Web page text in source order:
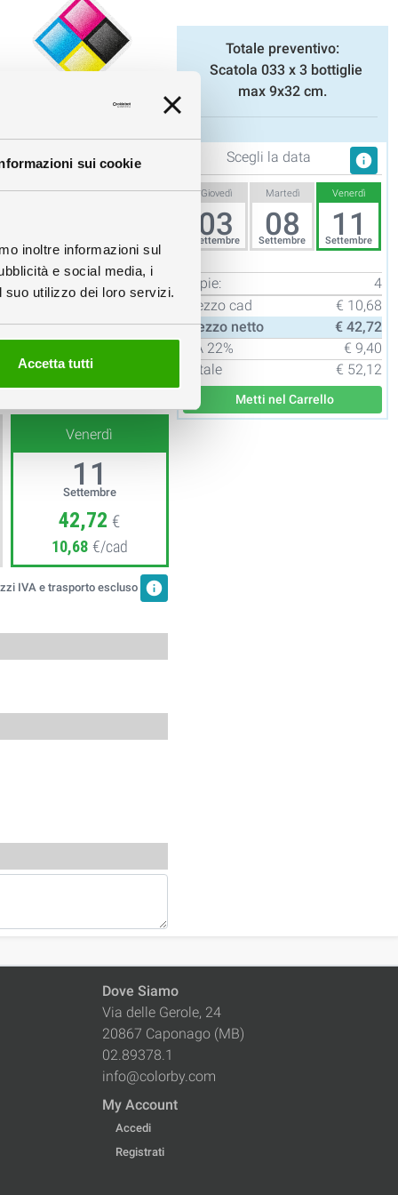
sui cookie
inoltre informazioni sul
e social media, i
suo utilizzo dei loro servizi.
Accetta tutti
Stampa Opaca
info
Venerdì
11
Settembre
42,72 €
10,68 €/cad
IVA e trasporto escluso info
Totale preventivo:
Scatola 033 x 3 bottiglie
max 9x32 cm.
Scegli la data info
Giovedì
03
Settembre
Martedì
08
Settembre
Venerdì
11
Settembre
Copie:
4
Prezzo cad
€ 10,68
Prezzo netto
€ 42,72
IVA 22%
€ 9,40
Totale
€ 52,12
Metti nel Carrello
Dove Siamo
Via delle Gerole, 24
20867 Caponago (MB)
02.89378.1
info@colorby.com
My Account
Accedi
Registrati